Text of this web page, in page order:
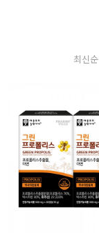
최신순